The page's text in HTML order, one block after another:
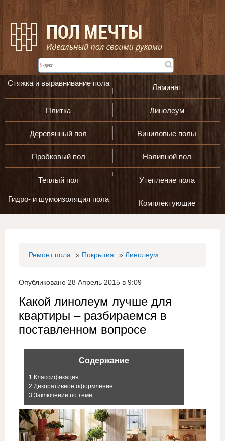
Стяжка и выравнивание пола Ламинат
Плитка Линолеум
Деревянный пол Виниловые полы
Пробковый пол Наливной пол
Теплый пол Утепление пола
Гидро- и шумоизоляция пола Комплектующие
Ремонт пола » Покрытия » Линолеум
Опубликовано 28 Апрель 2015 в 9:09
Какой линолеум лучше для
квартиры – разбираемся в
поставленном вопросе
Содержание
1 Классификация
2 Декоративное оформление
3 Заключение по теме